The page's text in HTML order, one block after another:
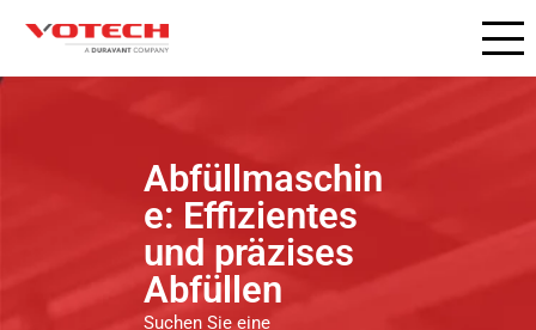
Abfüllmaschin
e: Effizientes
und präzises
Abfüllen
Suchen Sie eine